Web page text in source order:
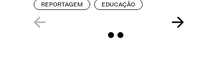
REPORTAGEM EDUCAÇÃO